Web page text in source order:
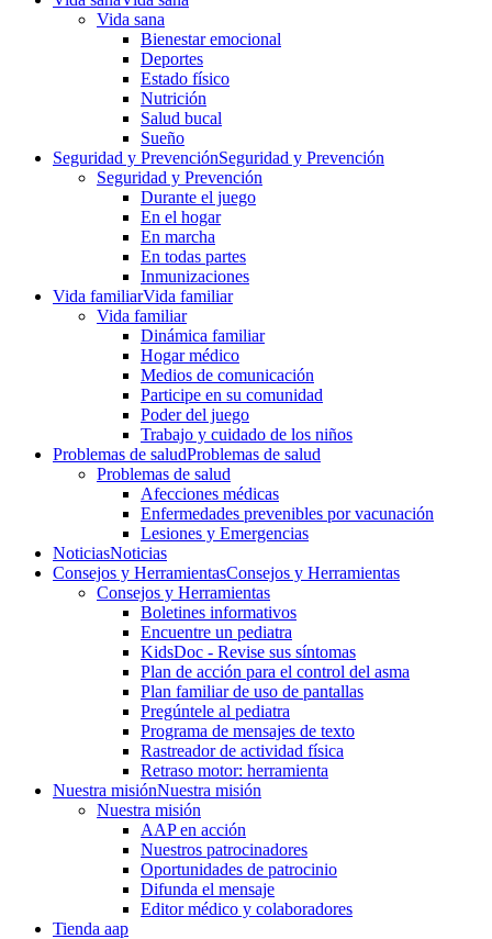
Vida sana
Bienestar emocional
Deportes
Estado físico
Nutrición
Salud bucal
Sueño
Seguridad y PrevenciónSeguridad y Prevención
Seguridad y Prevención
Durante el juego
En el hogar
En marcha
En todas partes
Inmunizaciones
Vida familiarVida familiar
Vida familiar
Dinámica familiar
Hogar médico
Medios de comunicación
Participe en su comunidad
Poder del juego
Trabajo y cuidado de los niños
Problemas de saludProblemas de salud
Problemas de salud
Afecciones médicas
Enfermedades prevenibles por vacunación
Lesiones y Emergencias
NoticiasNoticias
Consejos y HerramientasConsejos y Herramientas
Consejos y Herramientas
Boletines informativos
Encuentre un pediatra
KidsDoc - Revise sus síntomas
Plan de acción para el control del asma
Plan familiar de uso de pantallas
Pregúntele al pediatra
Programa de mensajes de texto
Rastre​​ador de activida​d física
Retraso motor: herramienta
Nuestra misiónNuestra misión
Nuestra misión
AAP en acción
Nuestros patrocinadores
Oportunidades de patrocinio
Difunda el mensaje
Editor médico y colaboradores
Tienda aap